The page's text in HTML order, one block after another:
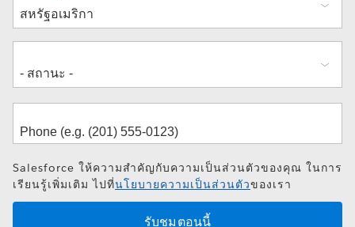
อยู่
Salesforce ให้ความสำคัญกับความเป็นส่วนตัวของคุณ ในการ
เรียนรู้เพิ่มเติม ไปที่นโยบายความเป็นส่วนตัวของเรา